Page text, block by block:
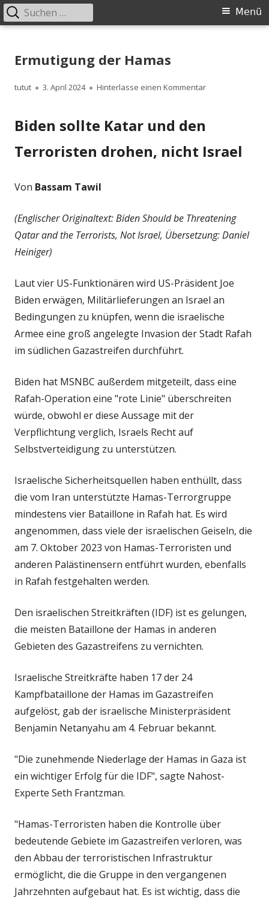
zum
Primäres
Menü
Suchen
nach:
Ermutigung der Hamas
Autor
tutut
Veröffentlicht
3. April 2024 Hinterlasse einen Kommentarzu Ermutigung
Biden sollte Katar und den
Terroristen drohen, nicht Israel
Von Bassam Tawil
(Englischer Originaltext: Biden Should be Threatening
Qatar and the Terrorists, Not Israel, Übersetzung: Daniel
Heiniger)
Laut vier US-Funktionären wird US-Präsident Joe
Biden erwägen, Militärlieferungen an Israel an
Bedingungen zu knüpfen, wenn die israelische
Armee eine groß angelegte Invasion der Stadt Rafah
im südlichen Gazastreifen durchführt.
Biden hat MSNBC außerdem mitgeteilt, dass eine
Rafah-Operation eine "rote Linie" überschreiten
würde, obwohl er diese Aussage mit der
Verpflichtung verglich, Israels Recht auf
Selbstverteidigung zu unterstützen.
Israelische Sicherheitsquellen haben enthüllt, dass
die vom Iran unterstützte Hamas-Terrorgruppe
mindestens vier Bataillone in Rafah hat. Es wird
angenommen, dass viele der israelischen Geiseln, die
am 7. Oktober 2023 von Hamas-Terroristen und
anderen Palästinensern entführt wurden, ebenfalls
in Rafah festgehalten werden.
Den israelischen Streitkräften (IDF) ist es gelungen,
die meisten Bataillone der Hamas in anderen
Gebieten des Gazastreifens zu vernichten.
Israelische Streitkräfte haben 17 der 24
Kampfbataillone der Hamas im Gazastreifen
aufgelöst, gab der israelische Ministerpräsident
Benjamin Netanyahu am 4. Februar bekannt.
"Die zunehmende Niederlage der Hamas in Gaza ist
ein wichtiger Erfolg für die IDF", sagte Nahost-
Experte Seth Frantzman.
"Hamas-Terroristen haben die Kontrolle über
bedeutende Gebiete im Gazastreifen verloren, was
den Abbau der terroristischen Infrastruktur
ermöglicht, die die Gruppe in den vergangenen
Jahrzehnten aufgebaut hat. Es ist wichtig, dass die